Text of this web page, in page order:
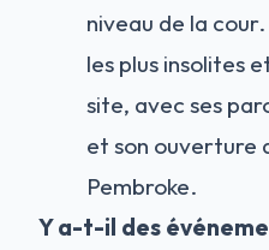
niveau de la
les plus insolites
site, avec ses
et son ouverture
Pembroke.
Y a-t-il des